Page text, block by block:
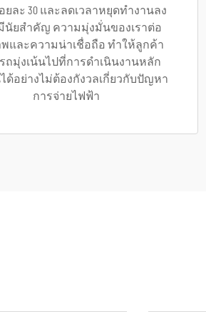
ยละ 30 และลดเวลาหยุดทำงานลง
นัยสำคัญ ความมุ่งมั่นของเราต่อ
และความน่าเชื่อถือ ทำให้ลูกค้า
ถมุ่งเน้นไปที่การดำเนินงานหลัก
ด้อย่างไม่ต้องกังวลเกี่ยวกับปัญหา
การจ่ายไฟฟ้า